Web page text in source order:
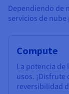
Dependiendo de
servicios de
Compute
La potencia de
usos.
reversibilidad